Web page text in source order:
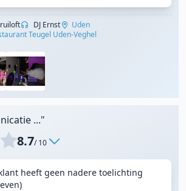
DJ Ernst
Uden
Teugel Uden-Veghel
..."
8.7/ 10
heeft geen nadere toelichting